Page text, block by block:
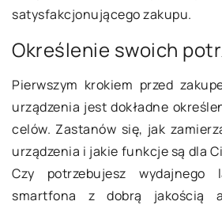
satysfakcjonującego zakupu.
Określenie swoich
Pierwszym krokiem przed
urządzenia jest dokładne
celów. Zastanów się, jak
urządzenia i jakie funkcje są dla
Czy potrzebujesz wydajnego
smartfona z dobrą jakością